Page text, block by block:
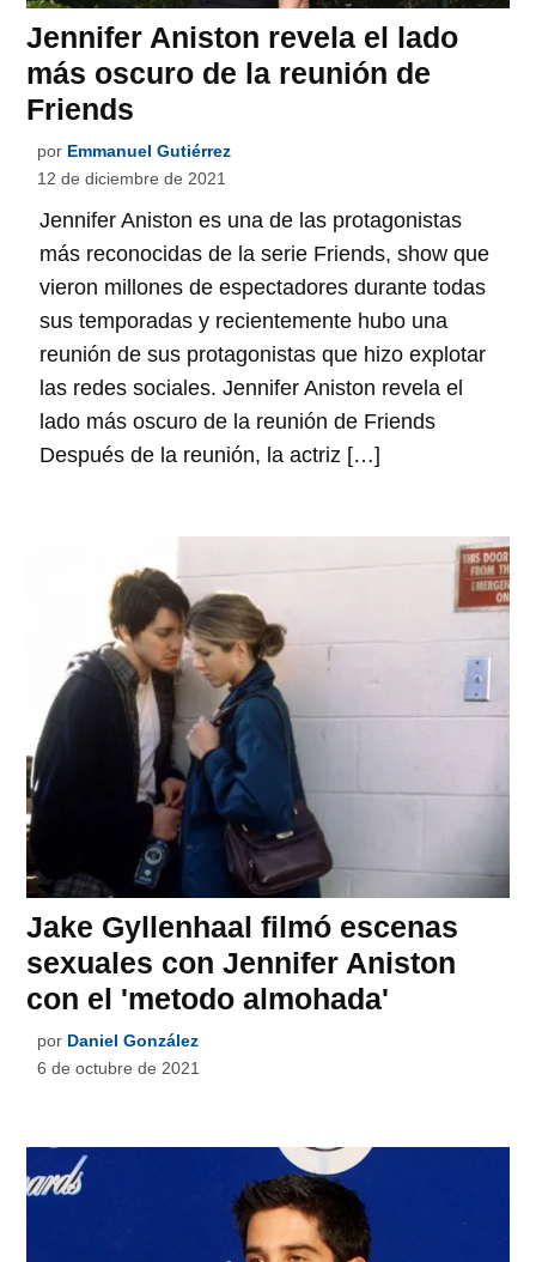
Jennifer Aniston revela el lado
más oscuro de la reunión de
Friends
por Emmanuel Gutiérrez
12 de diciembre de 2021
Jennifer Aniston es una de las protagonistas
más reconocidas de la serie Friends, show que
vieron millones de espectadores durante todas
sus temporadas y recientemente hubo una
reunión de sus protagonistas que hizo explotar
las redes sociales. Jennifer Aniston revela el
lado más oscuro de la reunión de Friends
Después de la reunión, la actriz […]
Jake Gyllenhaal filmó escenas
sexuales con Jennifer Aniston
con el 'metodo almohada'
por Daniel González
6 de octubre de 2021